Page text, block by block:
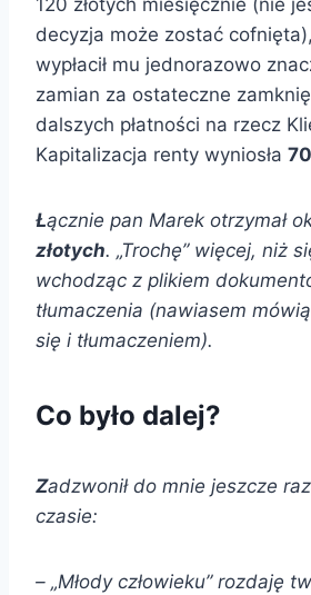
120 złotych miesięcznie (nie
decyzja może zostać
wypłacił mu jednorazowo
zamian za ostateczne
dalszych płatności na rzecz
Kapitalizacja renty wyniosła
Łącznie pan Marek otrzymał
złotych. „Trochę” więcej, niż
wchodząc z plikiem
tłumaczenia (nawiasem
się i tłumaczeniem).
Co było dalej?
Zadzwonił do mnie jeszcze
czasie:
– „Młody człowieku” rozdaję